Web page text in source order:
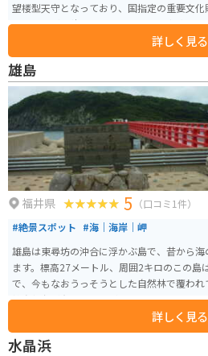
望楼型天守となっており、国指定の重要文
垣は「野づら積み」と呼ばれる古い方式で
は美しい桜が満開になります。「日本のさ
り、4月には城下で丸岡城桜まつりが開催さ
0名城」にも選定されており、その歴史と美
ポットです。
詳しく見る
雄島
福井県 5 （口コミ1件）
#絶景スポット #海｜海岸｜岬
雄島は東尋坊の沖合に浮かぶ島で、昔から
ます。標高27メートル、周囲2キロのこの島
で、今もなおうっそうとした自然林で覆わ
雄島灯台が存在しますが、それ以外の目立
周する遊歩道を歩くと、日本海に浮かぶ小島の自
対岸の安島地区では4月下旬から5月にかけ
時期になると獲れたてのワカメが天日干し
詳しく見る
水晶浜